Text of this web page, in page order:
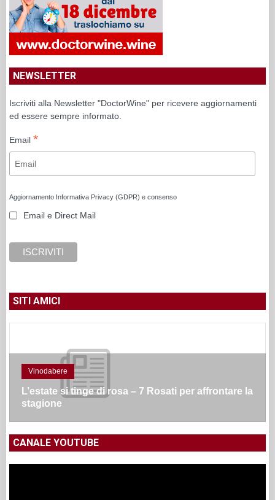
NEWSLETTER
Iscriviti alla Newsletter "DoctorWine" per ricevere aggiornamenti
ed essere sempre informato.
Email *
Aggiornamento Informativa Privacy (GDPR) e consenso
Email e Direct Mail
SITI AMICI
Vinodabere
L’estate si tinge di rosa – 7 Rosati per affrontare la
stagione
CANALE YOUTUBE